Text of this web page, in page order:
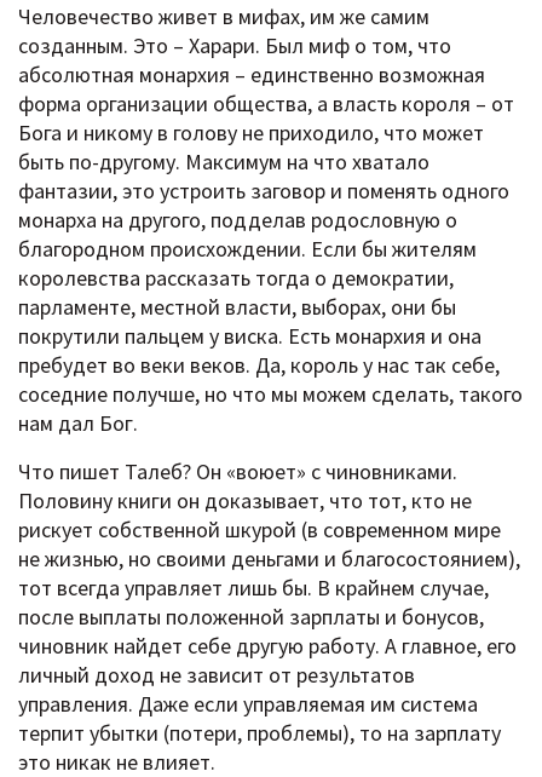
Человечество живет в мифах, им же самим
созданным. Это – Харари. Был миф о том, что
абсолютная монархия – единственно возможная
форма организации общества, а власть короля – от
Бога и никому в голову не приходило, что может
быть по-другому. Максимум на что хватало
фантазии, это устроить заговор и поменять одного
монарха на другого, подделав родословную о
благородном происхождении. Если бы жителям
королевства рассказать тогда о демократии,
парламенте, местной власти, выборах, они бы
покрутили пальцем у виска. Есть монархия и она
пребудет во веки веков. Да, король у нас так себе,
соседние получше, но что мы можем сделать, такого
нам дал Бог.
Что пишет Талеб? Он «воюет» с чиновниками.
Половину книги он доказывает, что тот, кто не
рискует собственной шкурой (в современном мире
не жизнью, но своими деньгами и благосостоянием),
тот всегда управляет лишь бы. В крайнем случае,
после выплаты положенной зарплаты и бонусов,
чиновник найдет себе другую работу. А главное, его
личный доход не зависит от результатов
управления. Даже если управляемая им система
терпит убытки (потери, проблемы), то на зарплату
это никак не влияет.